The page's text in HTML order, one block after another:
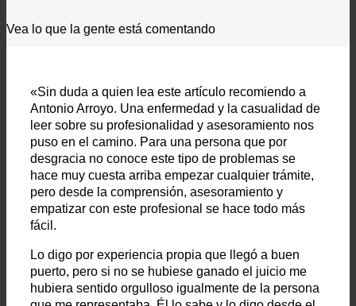
Vea lo que la gente está comentando
«Sin duda a quien lea este artículo recomiendo a
Antonio Arroyo. Una enfermedad y la casualidad de
leer sobre su profesionalidad y asesoramiento nos
puso en el camino. Para una persona que por
desgracia no conoce este tipo de problemas se
hace muy cuesta arriba empezar cualquier trámite,
pero desde la comprensión, asesoramiento y
empatizar con este profesional se hace todo más
fácil.
Lo digo por experiencia propia que llegó a buen
puerto, pero si no se hubiese ganado el juicio me
hubiera sentido orgulloso igualmente de la persona